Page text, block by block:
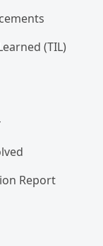
(TIL)
Report